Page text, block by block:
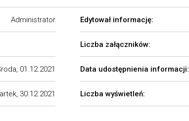
Administrator Edytował informację:
Liczba załączników:
01.12.2021 Data udostępnienia informacji:
30.12.2021 Liczba wyświetleń: